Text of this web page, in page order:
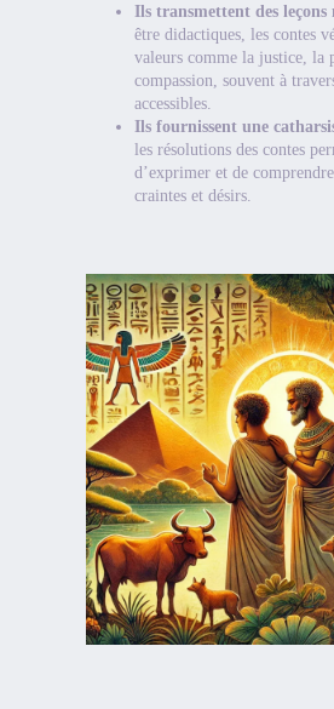
Ils transmettent des leçons
être didactiques, les contes
valeurs comme la justice, la
compassion, souvent à
accessibles.
Ils fournissent une
les résolutions des contes
d’exprimer et de
craintes et désirs.